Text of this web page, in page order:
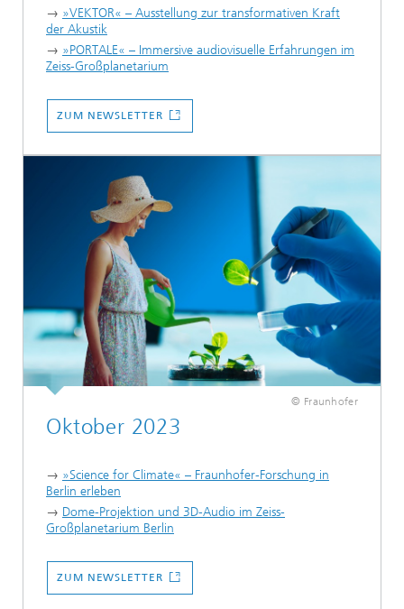
→ »VEKTOR« – Ausstellung zur transformativen Kraft
der Akustik
→ »PORTALE« – Immersive audiovisuelle Erfahrungen im
Zeiss-Großplanetarium
ZUM NEWSLETTER
© Fraunhofer
Oktober 2023
→ »Science for Climate« – Fraunhofer-Forschung in
Berlin erleben
→ Dome-Projektion und 3D-Audio im Zeiss-
Großplanetarium Berlin
ZUM NEWSLETTER